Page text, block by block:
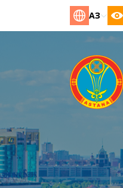
ҚАЗ